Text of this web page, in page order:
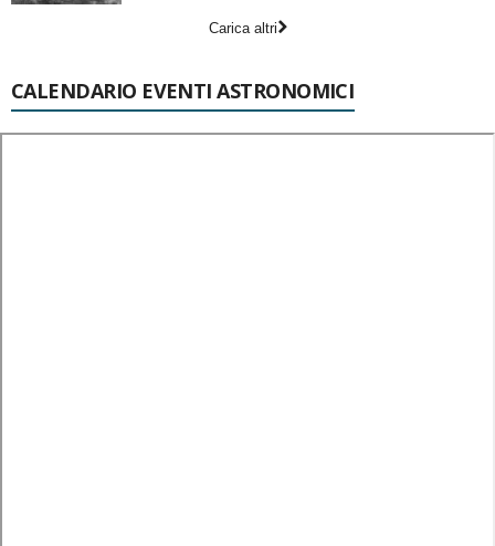
Carica altri
CALENDARIO EVENTI ASTRONOMICI